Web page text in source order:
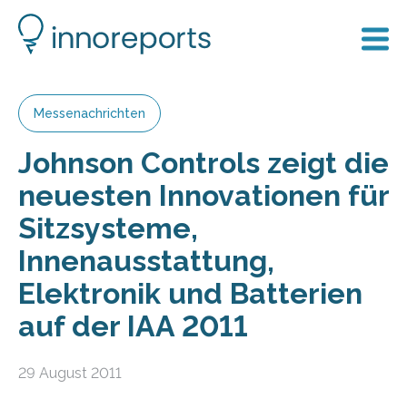
Messenachrichten
Johnson Controls zeigt die
neuesten Innovationen für
Sitzsysteme,
Innenausstattung,
Elektronik und Batterien
auf der IAA 2011
29 August 2011